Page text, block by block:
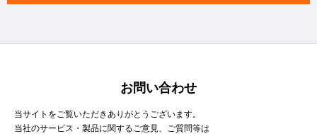
お問い合わせ
当サイトをご覧いただきありがとうございます。
当社のサービス・製品に関するご意見、ご質問等は